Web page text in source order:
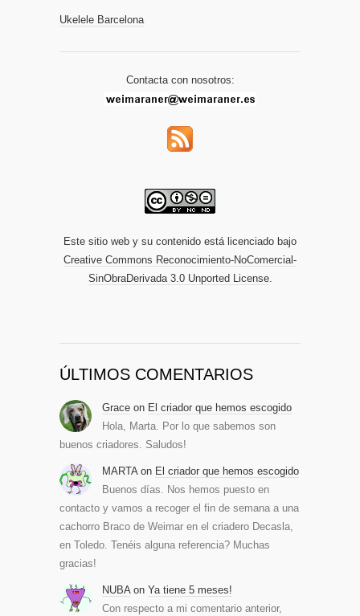
Ukelele Barcelona
Contacta con nosotros:
Este sitio web y su contenido está licenciado bajo
Creative Commons Reconocimiento-NoComercial-
SinObraDerivada 3.0 Unported License.
ÚLTIMOS COMENTARIOS
Grace on El criador que hemos escogido
Hola, Marta. Por lo que sabemos son
buenos criadores. Saludos!
MARTA on El criador que hemos escogido
Buenos días. Nos hemos puesto en
contacto y vamos a recoger el fin de semana a una
cachorro Braco de Weimar en el criadero Decasla,
en Toledo. Tenéis alguna referencia? Muchas
gracias!
NUBA on Ya tiene 5 meses!
Con respecto a mi comentario anterior,